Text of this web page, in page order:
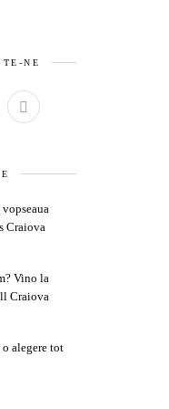
NE
Craiova
Vino la
Craiova
o alegere tot